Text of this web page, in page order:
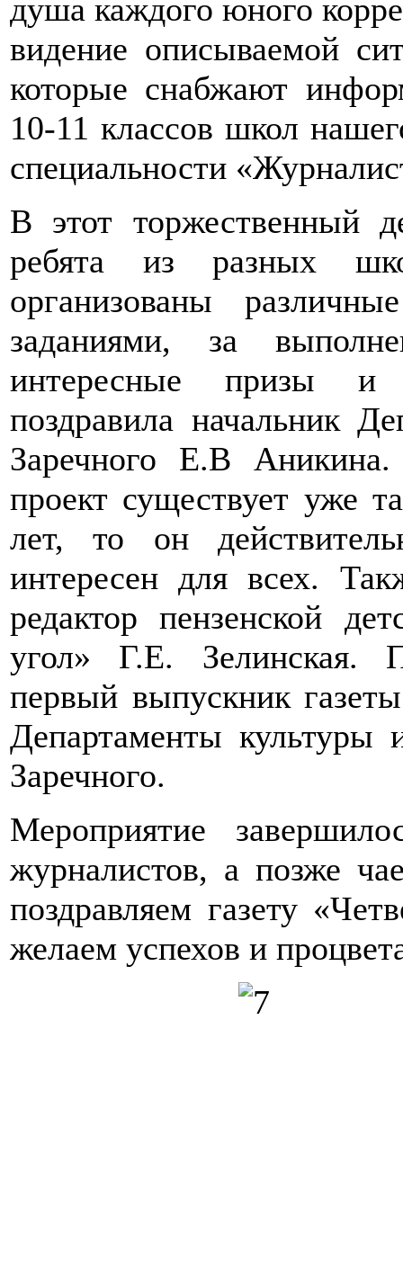
душа каждого юного
видение описываемой
которые снабжают
10-11 классов школ
специальности
В этот торжественный
ребята из разных
организованы
заданиями, за
интересные призы и
поздравила начальник
Заречного Е.В
проект существует уже
лет, то он
интересен для всех.
редактор пензенской
угол» Г.Е. Зелинская.
первый выпускник
Департаменты культуры
Заречного.
Мероприятие
журналистов, а позже
поздравляем газету
желаем успехов и